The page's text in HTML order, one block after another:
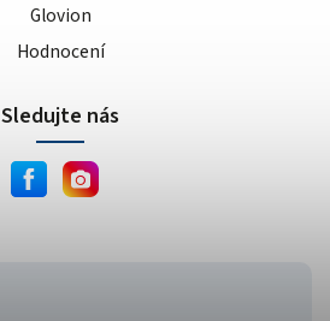
Glovion
Hodnocení
Sledujte nás